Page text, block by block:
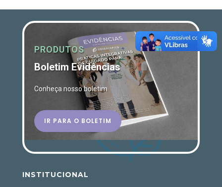
PRODUTOS
Boletim Evidências
Conheça nosso boletim
IR PARA O BOLETIM
INSTITUCIONAL